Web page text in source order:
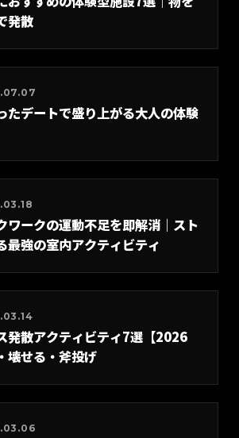
発散
たデートで盛り上がる大人の体験
ワークの運動不足を即解消｜スト
最強の室内アクティビティ
発散アクティビティ7選【2026
壊せる・斧投げ